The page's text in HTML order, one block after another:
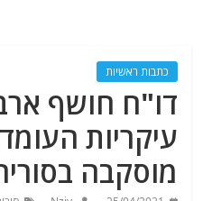
כתבות ראשיות
דו"ח חושף
עיקריות
מוסקבה